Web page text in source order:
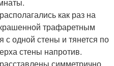
как раз на
трафаретным
с одной стены и тянется по
стены напротив.